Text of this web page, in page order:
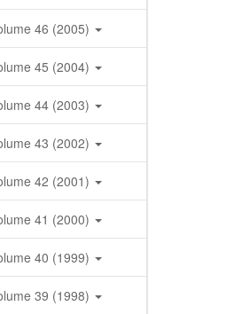
46 (2005)
45 (2004)
44 (2003)
43 (2002)
42 (2001)
41 (2000)
40 (1999)
39 (1998)